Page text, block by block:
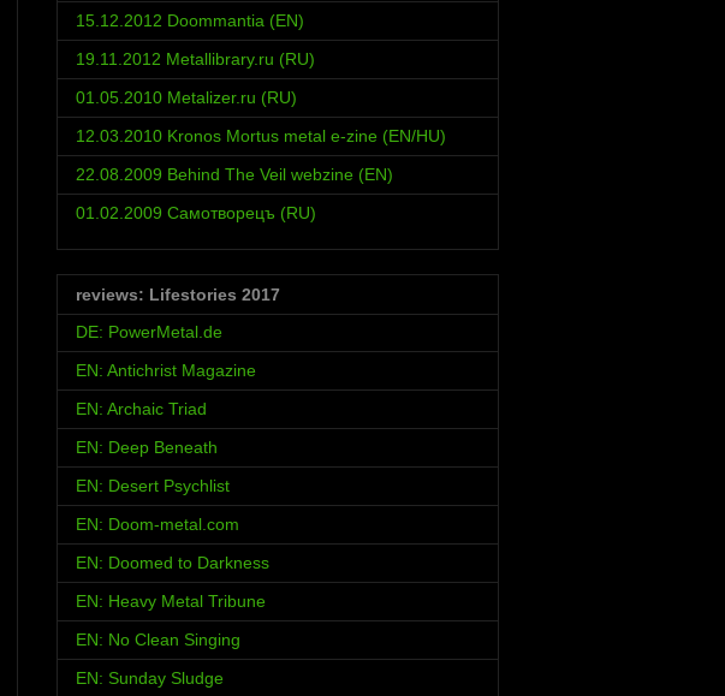
15.12.2012 Doommantia (EN)
19.11.2012 Metallibrary.ru (RU)
01.05.2010 Metalizer.ru (RU)
12.03.2010 Kronos Mortus metal e-zine (EN/HU)
22.08.2009 Behind The Veil webzine (EN)
01.02.2009 Самотворецъ (RU)
reviews: Lifestories 2017
DE: PowerMetal.de
EN: Antichrist Magazine
EN: Archaic Triad
EN: Deep Beneath
EN: Desert Psychlist
EN: Doom-metal.com
EN: Doomed to Darkness
EN: Heavy Metal Tribune
EN: No Clean Singing
EN: Sunday Sludge